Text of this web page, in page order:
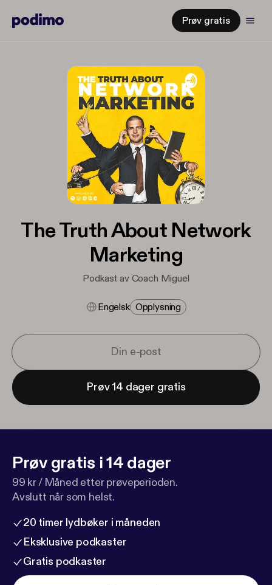
Prøv gratis
The Truth About Network
Marketing
Podkast av Coach Miguel
Engelsk Opplysning
Prøv 14 dager gratis
Prøv gratis i 14 dager
99 kr / Måned etter prøveperioden.
Avslutt når som helst.
20 timer lydbøker i måneden
Eksklusive podkaster
Gratis podkaster